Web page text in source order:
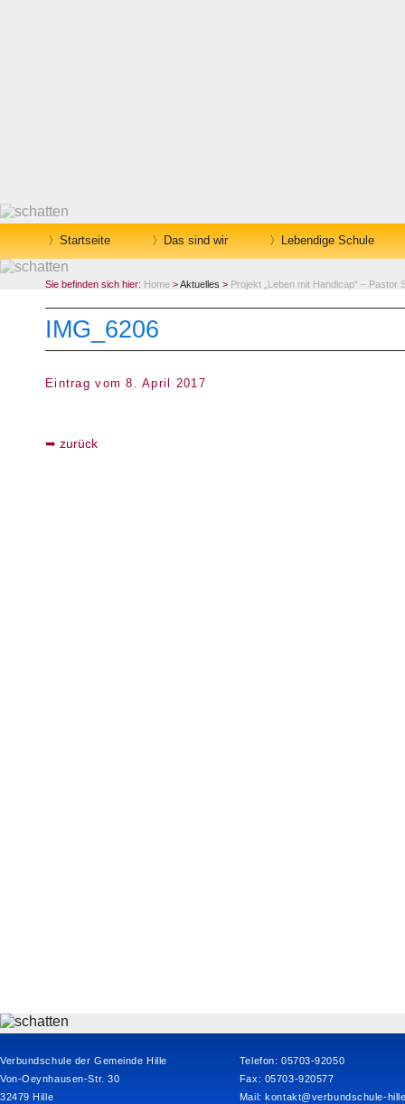
Startseite Das sind wir Lebendige Schule
Sie befinden sich hier: Home >Aktuelles > Projekt „Leben mit Handicap“ –
IMG_6206
Eintrag vom 8. April 2017
zurück
Verbundschule der Gemeinde Hille
Von-Oeynhausen-Str. 30
32479 Hille
Telefon: 05703-92050
Fax: 05703-920577
Mail:kontakt@verbundschule-